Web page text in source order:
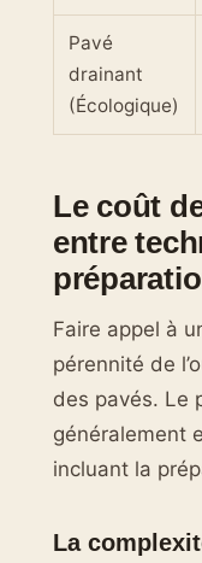
Pavé
drainant
(Écologique)
Le coût
entre
Faire appel à
pérennité de
des pavés. Le
généralement
incluant la
La